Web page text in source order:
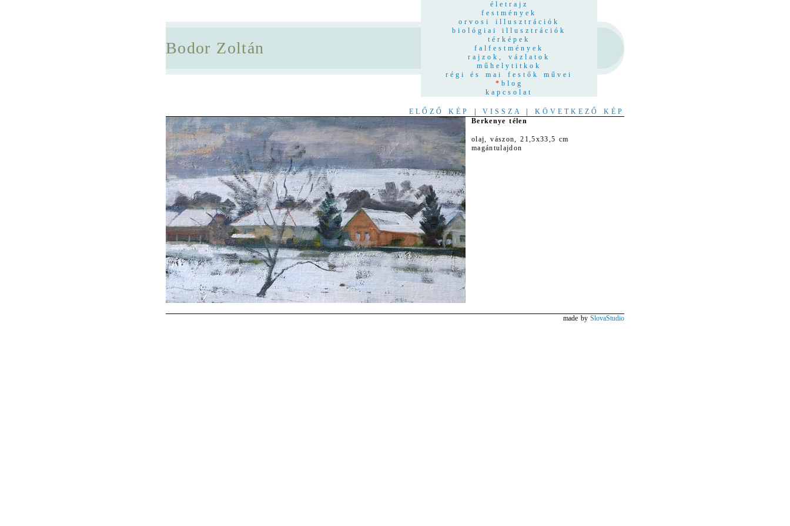
Bodor Zoltán
életrajz
festmények
orvosi illusztrációk
biológiai illusztrációk
térképek
falfestmények
rajzok, vázlatok
műhelytitkok
régi és mai festők művei
* blog
kapcsolat
ELŐZŐ KÉP VISSZA
KÖVETKEZŐ KÉP
Berkenye télen
olaj, vászon, 21,5x33,5 cm
magántulajdon
made by SlovaStudio